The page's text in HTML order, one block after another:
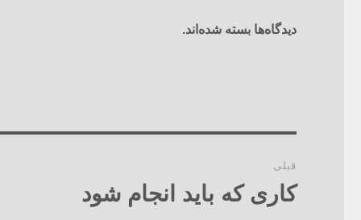
دیدگاه‌ها بسته شده‌اند.
نوشته‌ها
قبلی
نوشته
کاری که باید انجام شود